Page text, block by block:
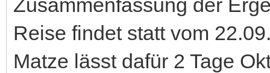
Zusammenfassung der
Reise findet statt vom
Matze lässt dafür 2 Tage